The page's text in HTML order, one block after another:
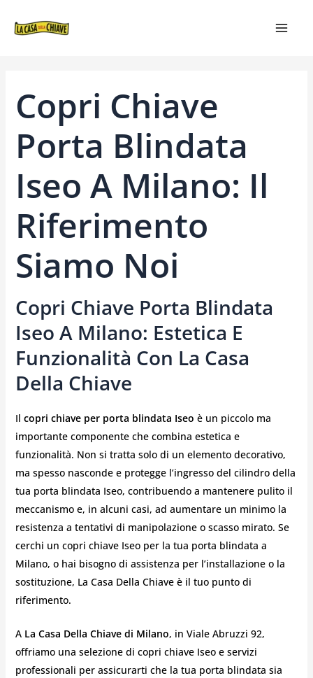
Copri Chiave
Porta Blindata
Iseo A Milano: Il
Riferimento
Siamo Noi
Copri Chiave Porta Blindata
Iseo A Milano: Estetica E
Funzionalità Con La Casa
Della Chiave
Il copri chiave per porta blindata Iseo è un piccolo ma
importante componente che combina estetica e
funzionalità. Non si tratta solo di un elemento decorativo,
ma spesso nasconde e protegge l’ingresso del cilindro della
tua porta blindata Iseo, contribuendo a mantenere pulito il
meccanismo e, in alcuni casi, ad aumentare un minimo la
resistenza a tentativi di manipolazione o scasso mirato. Se
cerchi un copri chiave Iseo per la tua porta blindata a
Milano, o hai bisogno di assistenza per l’installazione o la
sostituzione, La Casa Della Chiave è il tuo punto di
riferimento.
A La Casa Della Chiave di Milano, in Viale Abruzzi 92,
offriamo una selezione di copri chiave Iseo e servizi
professionali per assicurarti che la tua porta blindata sia
ARTICOLI